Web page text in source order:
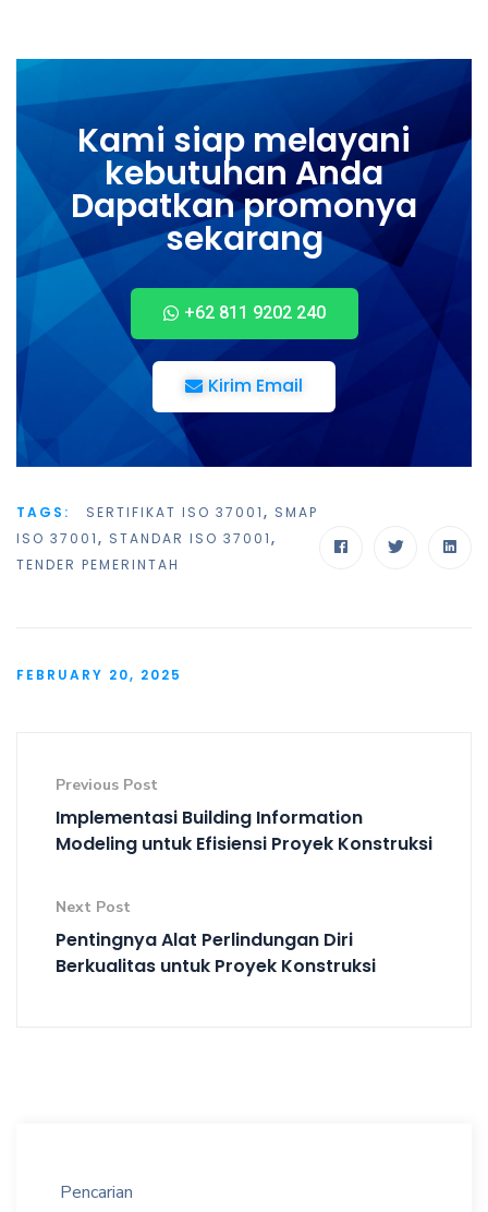
Kami siap melayani
kebutuhan Anda
Dapatkan promonya
sekarang
+62 811 9202 240
Kirim Email
TAGS: SERTIFIKAT ISO 37001, SMAP
ISO 37001, STANDAR ISO 37001,
TENDER PEMERINTAH
FEBRUARY 20, 2025
Previous Post
Implementasi Building Information
Modeling untuk Efisiensi Proyek Konstruksi
Next Post
Pentingnya Alat Perlindungan Diri
Berkualitas untuk Proyek Konstruksi
Pencarian